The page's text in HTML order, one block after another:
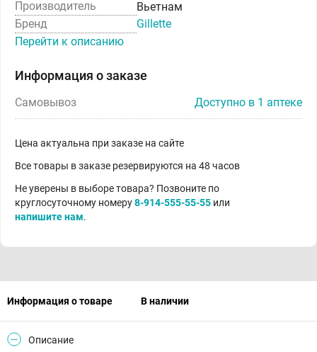
Производитель
Вьетнам
Бренд
Gillette
Перейти к описанию
Информация о заказе
Самовывоз Доступно в 1 аптеке
Цена актуальна при заказе на сайте
Все товары в заказе резервируются на 48 часов
Не уверены в выборе товара? Позвоните по
круглосуточному номеру8-914-555-55-55 или
напишите нам.
Информация о товаре В наличии
Описание